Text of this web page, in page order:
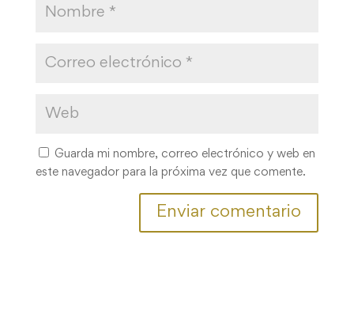
Guarda mi nombre, correo electrónico y web en
este navegador para la próxima vez que comente.